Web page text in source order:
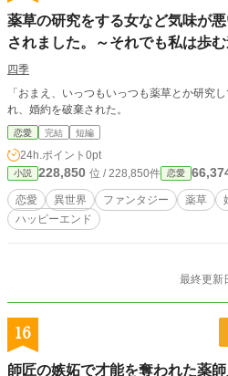
薬草の研究をする女など気味が
されました。～それでも私は歩
四季
「おまえ、いっつもいっつも薬草とか研究して、
れ、婚約を破棄された。
恋愛 完結 短編
24h.ポイント 0pt
小説 228,850 位 / 228,850件 恋愛
恋愛 異世界 ファンタジー 薬草
ハッピーエンド
最終更新
16
師匠の嫉妬で才能を奪われた薬